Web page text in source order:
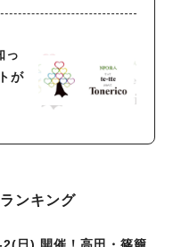
っ
が
ンキング
日) 開催！高田・篠籠